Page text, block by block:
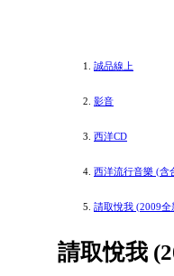
誠品線上
影音
西洋CD
西洋流行音樂 (含
請取悅我 (2009
請取悅我